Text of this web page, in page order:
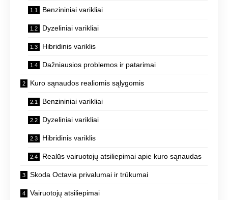
Benzininiai varikliai
Dyzeliniai varikliai
Hibridinis variklis
Dažniausios problemos ir patarimai
Kuro sąnaudos realiomis sąlygomis
Benzininiai varikliai
Dyzeliniai varikliai
Hibridinis variklis
Realūs vairuotojų atsiliepimai apie kuro sąnaudas
Skoda Octavia privalumai ir trūkumai
Vairuotojų atsiliepimai